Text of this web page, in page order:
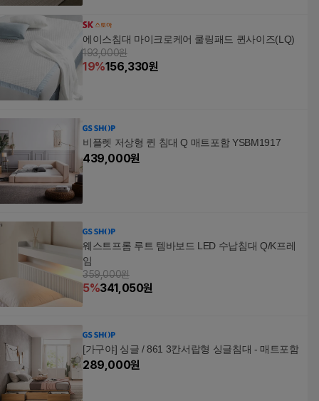
에이스침대 마이크로케어 쿨링패드 퀸사이즈(LQ)
193,000원
19%156,330원
비플렛 저상형 퀸 침대 Q 매트포함 YSBM1917
439,000원
웨스트프롬 루트 템바보드 LED 수납침대 Q/K프레
임
359,000원
5%341,050원
[가구야] 싱글 / 861 3칸서랍형 싱글침대 - 매트포함
289,000원